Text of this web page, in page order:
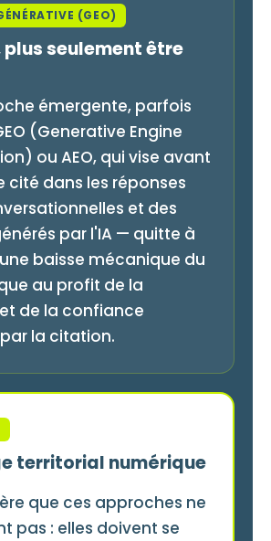
(GEO)
plus seulement être
émergente, parfois
(Generative Engine
ou AEO, qui vise avant
cité dans les réponses
et des
par l'IA — quitte à
baisse mécanique du
au profit de la
de la confiance
la citation.
territorial numérique
que ces approches ne
pas : elles doivent se